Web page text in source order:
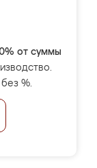
от суммы
%.